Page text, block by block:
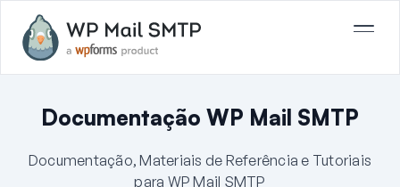
Documentação WP Mail SMTP
Documentação, Materiais de Referência e Tutoriais
para WP Mail SMTP